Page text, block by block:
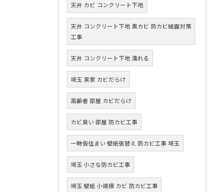
天井 カビ コンクリート下地
天井 コンクリート下地 黒カビ 防カビ結露対策
工事
天井 コンクリート下地 濡れる
埼玉 実家 カビだらけ
高齢者 部屋 カビだらけ
カビ臭い 部屋 防カビ工事
一時仮住まい 壁紙張替え 防カビ工事 埼玉
埼玉 小さな防カビ工事
埼玉 壁紙 小規模 カビ 防カビ工事